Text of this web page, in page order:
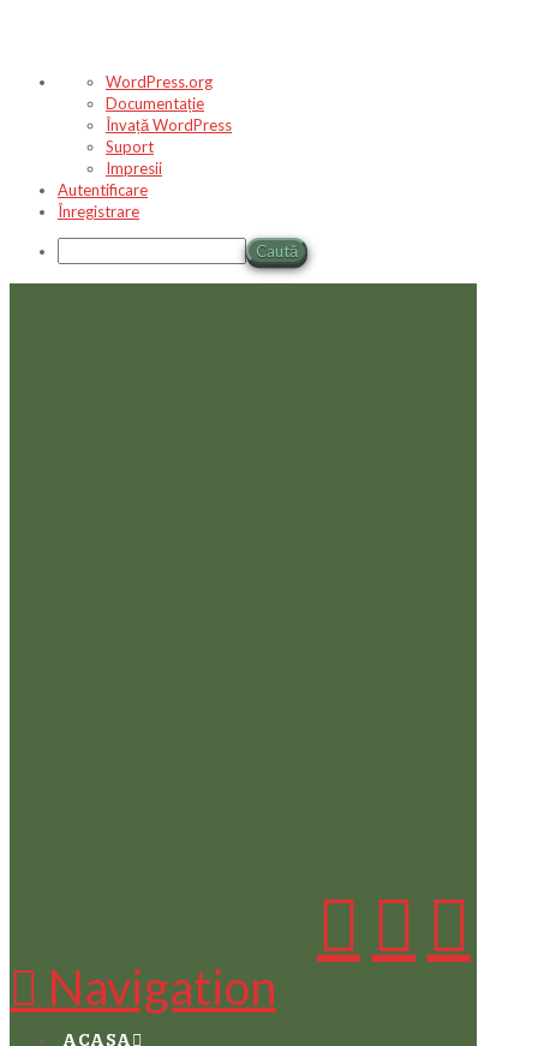
Despre
WordPress
WordPress.org
Documentație
Învață WordPress
Suport
Impresii
Autentificare
Înregistrare
Caută
Navigation
ACASA